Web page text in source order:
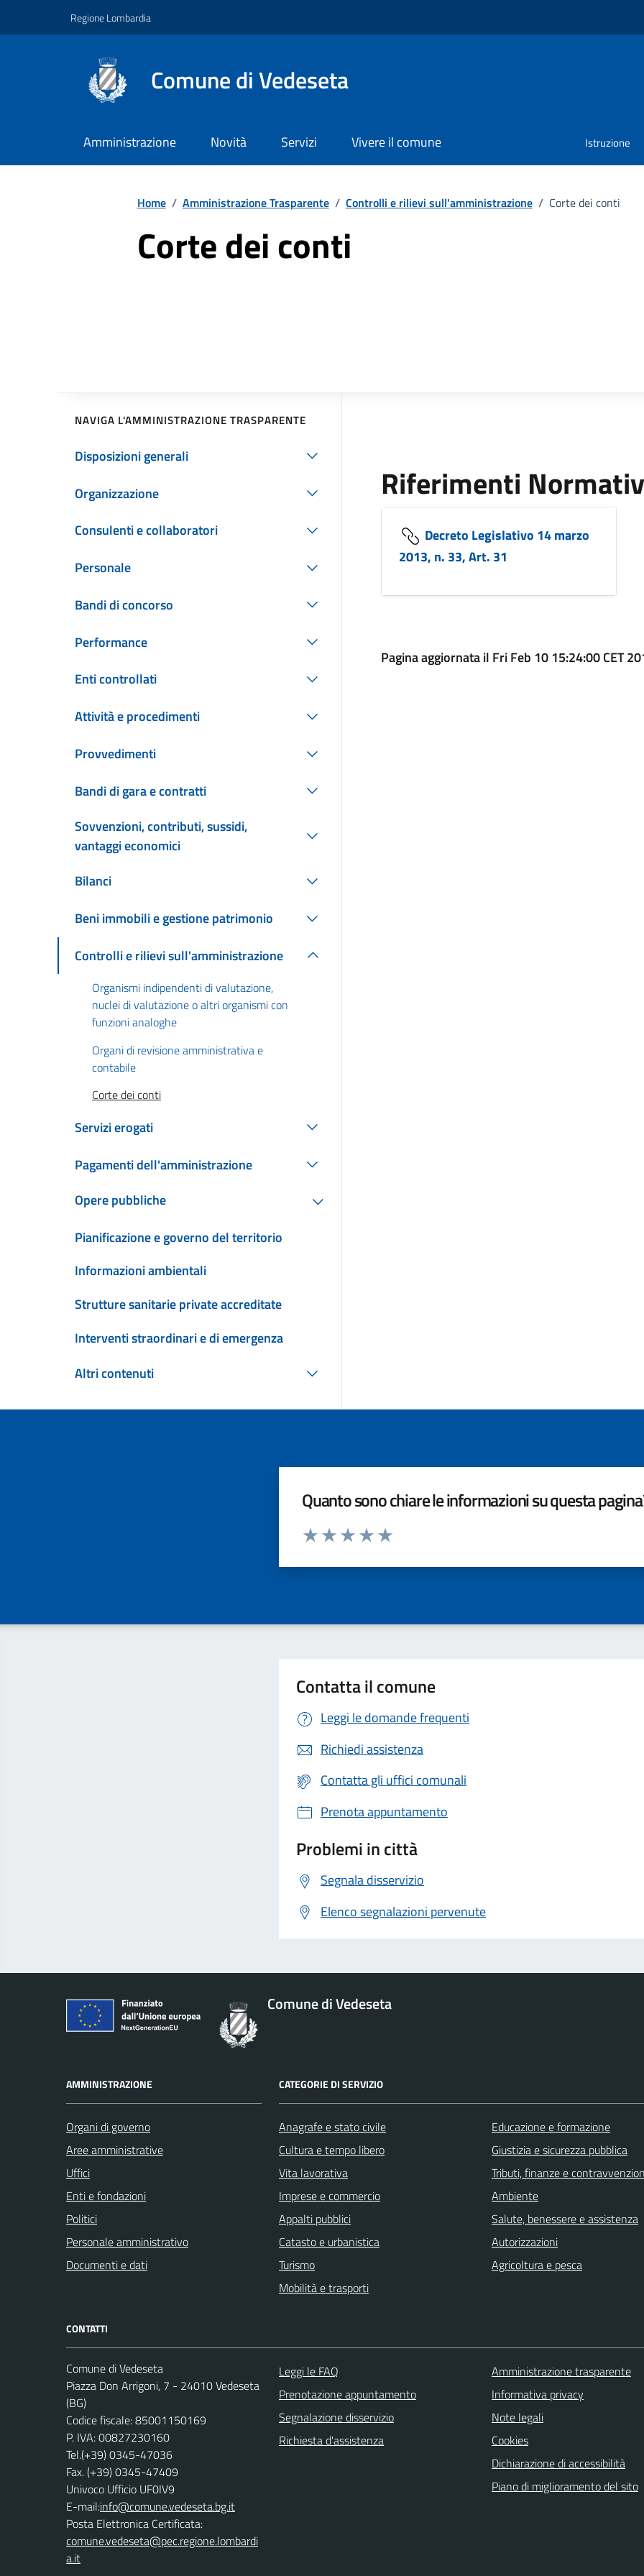
Regione Lombardia
Comune di Vedeseta
Amministrazione Novità Servizi Vivere il comune Istruzione
Home / Amministrazione Trasparente / Controlli e rilievi sull'amministrazione / Corte dei conti
Corte dei conti
NAVIGA L'AMMINISTRAZIONE TRASPARENTE
Disposizioni generali
Organizzazione
Consulenti e collaboratori
Personale
Bandi di concorso
Performance
Enti controllati
Attività e procedimenti
Provvedimenti
Bandi di gara e contratti
Sovvenzioni, contributi, sussidi,
vantaggi economici
Bilanci
Beni immobili e gestione patrimonio
Controlli e rilievi sull'amministrazione
Organismi indipendenti di valutazione,
nuclei di valutazione o altri organismi con
funzioni analoghe
Organi di revisione amministrativa e
contabile
Corte dei conti
Servizi erogati
Pagamenti dell'amministrazione
Opere pubbliche
Pianificazione e governo del territorio
Informazioni ambientali
Strutture sanitarie private accreditate
Interventi straordinari e di emergenza
Altri contenuti
Riferimenti
Decreto Legislativo 14 marzo
2013, n. 33, Art. 31
Pagina aggiornata il Fri Feb 10 15:24:00 CET
Quanto sono chiare le informazioni su questa
Valuta da 1 a 5 stelle la pagina
Contatta il comune
Leggi le domande frequenti
Richiedi assistenza
Contatta gli uffici comunali
Prenota appuntamento
Problemi in città
Segnala disservizio
Elenco segnalazioni pervenute
Comune di Vedeseta
AMMINISTRAZIONE
Organi di governo
Aree amministrative
Uffici
Enti e fondazioni
Politici
Personale amministrativo
Documenti e dati
CATEGORIE DI SERVIZIO
Anagrafe e stato civile
Cultura e tempo libero
Vita lavorativa
Imprese e commercio
Appalti pubblici
Catasto e urbanistica
Turismo
Mobilità e trasporti
Educazione e formazione
Giustizia e sicurezza pubblica
Tributi, finanze e
Ambiente
Salute, benessere e assistenza
Autorizzazioni
Agricoltura e pesca
CONTATTI
Comune di Vedeseta
Piazza Don Arrigoni, 7 - 24010 Vedeseta
(BG)
Codice fiscale: 85001150169
P. IVA: 00827230160
Tel.(+39) 0345-47036
Fax. (+39) 0345-47409
Univoco Ufficio UF0IV9
E-mail:info@comune.vedeseta.bg.it
Posta Elettronica Certificata:
comune.vedeseta@pec.regione.lombardi
a.it
Leggi le FAQ
Prenotazione appuntamento
Segnalazione disservizio
Richiesta d'assistenza
Amministrazione trasparente
Informativa privacy
Note legali
Cookies
Dichiarazione di accessibilità
Piano di miglioramento del sito